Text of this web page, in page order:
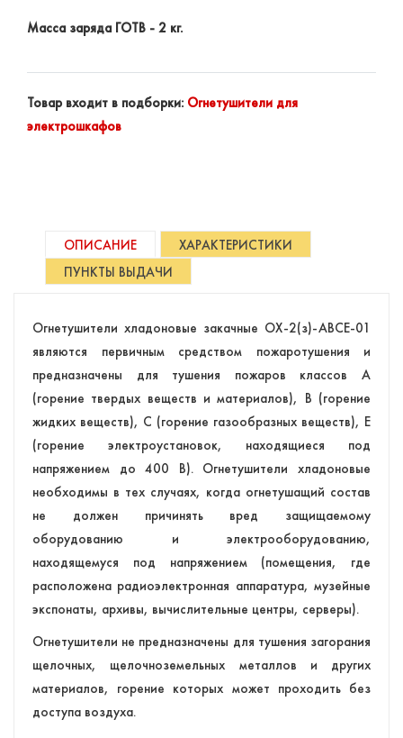
Масса заряда ГОТВ - 2 кг.
Товар входит в подборки: Огнетушители для
электрошкафов
ОПИСАНИЕ
ХАРАКТЕРИСТИКИ
ПУНКТЫ ВЫДАЧИ
Огнетушители хладоновые закачные ОХ-2(з)-АВСЕ-01
являются первичным средством пожаротушения и
предназначены для тушения пожаров классов А
(горение твердых веществ и материалов), В (горение
жидких веществ), С (горение газообразных веществ), Е
(горение электроустановок, находящиеся под
напряжением до 400 В). Огнетушители хладоновые
необходимы в тех случаях, когда огнетушащий состав
не должен причинять вред защищаемому
оборудованию и электрооборудованию,
находящемуся под напряжением (помещения, где
расположена радиоэлектронная аппаратура, музейные
экспонаты, архивы, вычислительные центры, серверы).
Огнетушители не предназначены для тушения загорания
щелочных, щелочноземельных металлов и других
материалов, горение которых может проходить без
доступа воздуха.